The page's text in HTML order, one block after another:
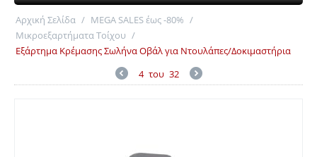
Αρχική Σελίδα / MEGA SALES έως -80% /
Μικροεξαρτήματα Τοίχου /
Εξάρτημα Κρέμασης Σωλήνα Οβάλ για Ντουλάπες/Δοκιμαστήρια
4 του 32